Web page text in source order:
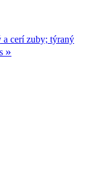
a cerí zuby; týraný
»